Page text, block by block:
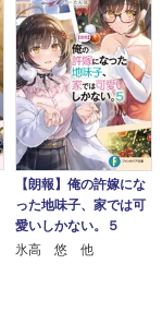
【朗報】俺の許嫁にな
った地味子、家では可
愛いしかない。５
氷高 悠 他